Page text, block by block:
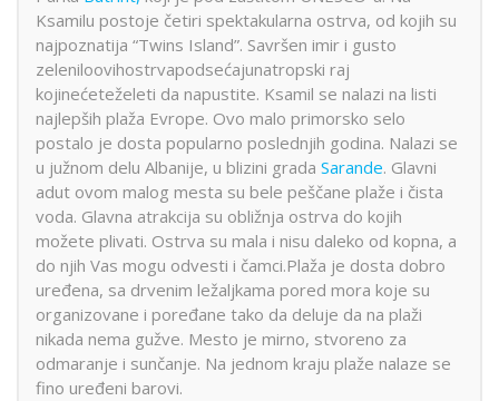
Ksamilu postoje četiri spektakularna ostrva, od kojih su
najpoznatija “Twins Island”. Savršen imir i gusto
zeleniloovihostrvapodsećajunatropski raj
kojinećeteželeti da napustite. Ksamil se nalazi na listi
najlepših plaža Evrope. Ovo malo primorsko selo
postalo je dosta popularno poslednjih godina. Nalazi se
u južnom delu Albanije, u blizini grada Sarande. Glavni
adut ovom malog mesta su bele peščane plaže i čista
voda. Glavna atrakcija su obližnja ostrva do kojih
možete plivati. Ostrva su mala i nisu daleko od kopna, a
do njih Vas mogu odvesti i čamci.Plaža je dosta dobro
uređena, sa drvenim ležaljkama pored mora koje su
organizovane i poređane tako da deluje da na plaži
nikada nema gužve. Mesto je mirno, stvoreno za
odmaranje i sunčanje. Na jednom kraju plaže nalaze se
fino uređeni barovi.